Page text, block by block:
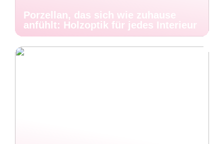
Porzellan, das sich wie zuhause
anfühlt: Holzoptik für jedes Interieur